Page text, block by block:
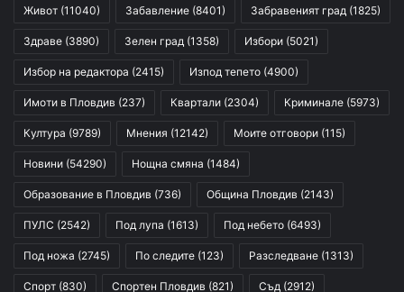
Живот (11040) Забавление (8401) Забравеният град (1825)
Здраве (3890) Зелен град (1358) Избори (5021)
Избор на редактора (2415) Изпод тепето (4900)
Имоти в Пловдив (237) Квартали (2304) Криминале (5973)
Култура (9789) Мнения (12142) Моите отговори (115)
Новини (54290) Нощна смяна (1484)
Образование в Пловдив (736) Община Пловдив (2143)
ПУЛС (2542) Под лупа (1613) Под небето (6493)
Под ножа (2745) По следите (123) Разследване (1313)
Спорт (830) Спортен Пловдив (821) Съд (2912)